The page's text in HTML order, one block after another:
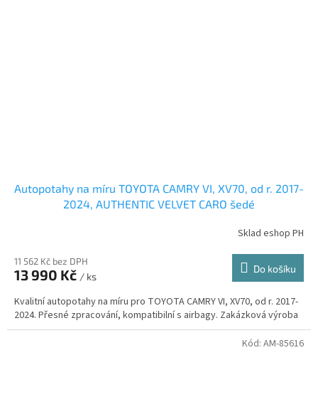
Autopotahy na míru TOYOTA CAMRY VI, XV70, od r. 2017-
2024, AUTHENTIC VELVET CARO šedé
Sklad eshop PH
11 562 Kč bez DPH
13 990 Kč / ks
Do košíku
Kvalitní autopotahy na míru pro TOYOTA CAMRY VI, XV70, od r. 2017-
2024. Přesné zpracování, kompatibilní s airbagy. Zakázková výroba
Kód: AM-85616